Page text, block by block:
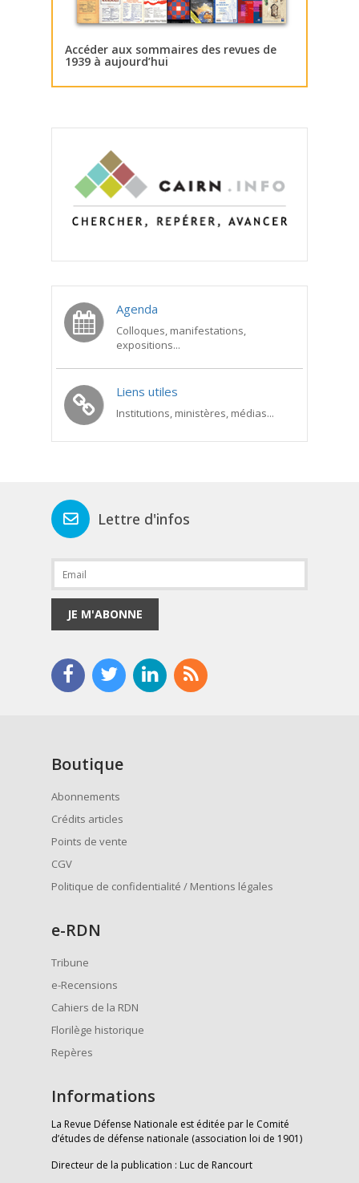
Accéder aux sommaires des revues de
1939 à aujourd’hui
Agenda
Colloques, manifestations,
expositions...
Liens utiles
Institutions, ministères, médias...
Lettre d'infos
JE M'ABONNE
Boutique
Abonnements
Crédits articles
Points de vente
CGV
Politique de confidentialité / Mentions légales
e-RDN
Tribune
e-Recensions
Cahiers de la RDN
Florilège historique
Repères
Informations
La Revue Défense Nationale est éditée par le Comité
d’études de défense nationale (association loi de 1901)
Directeur de la publication : Luc de Rancourt